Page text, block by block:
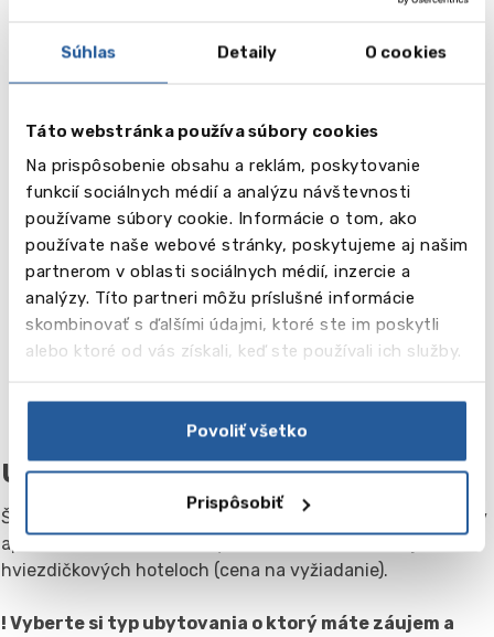
Súhlas Detaily O cookies
Táto webstránka používa súbory cookies
Na prispôsobenie obsahu a reklám, poskytovanie
funkcií sociálnych médií a analýzu návštevnosti
používame súbory cookie. Informácie o tom, ako
používate naše webové stránky, poskytujeme aj našim
partnerom v oblasti sociálnych médií, inzercie a
analýzy. Títo partneri môžu príslušné informácie
skombinovať s ďalšími údajmi, ktoré ste im poskytli
alebo ktoré od vás získali, keď ste používali ich služby.
Povoliť všetko
Prispôsobiť
Týž.
, EUR
Business 30 (30 lekcií x 45 minút týždenne v mini skupine)
550.00
Titul
Týž.
EUR
Príprava na IELTS (30 lekcií x 45 minút týždenne)
Ubytovanie
Škola ponúka rôzne typy ubytovania: s maltskou rodinou, v
apartmánoch a študentských rezidenciách, ako aj v 3-5
hviezdičkových hoteloch (cena na vyžiadanie).
! Vyberte si typ ubytovania o ktorý máte záujem a